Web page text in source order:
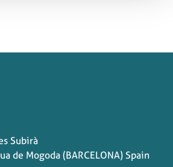
Subirà
de Mogoda (BARCELONA) Spain